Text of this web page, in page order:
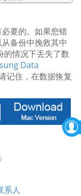
必要的。如果您错
备份中挽救其中
的情况下丢失了数
Data
记住，在数据恢复
系人